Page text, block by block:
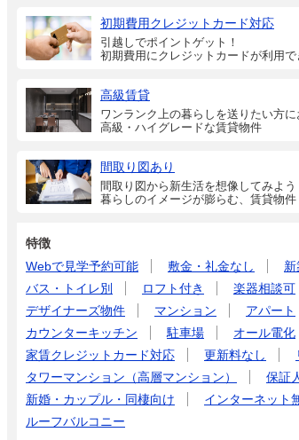
初期費用クレジットカード対応
引越しでポイントゲット！
初期費用にクレジットカードが利用
高級賃貸
ワンランク上の暮らしを送りたい方に
高級・ハイグレードな賃貸物件
間取り図あり
間取り図から新生活を想像してみよう
暮らしのイメージが膨らむ、賃貸物件
特徴
Webで見学予約可能
敷金・礼金なし
バス・トイレ別
ロフト付き 楽器相談可
デザイナーズ物件
マンション アパート
カウンターキッチン
駐車場 オール電化
家賃クレジットカード対応
更新料なし
タワーマンション（高層マンション）
保証
新婚・カップル・同棲向け
インターネット
ルーフバルコニー